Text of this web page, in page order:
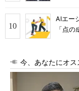
AIエー
「点
今、あなたにオス